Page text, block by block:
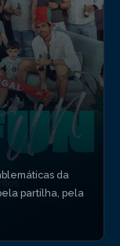
da
partilha, pela